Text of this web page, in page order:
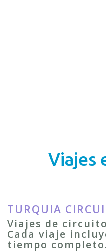
Viajes
TURQUIA
Viajes de
Cada viaje
tiempo completo.